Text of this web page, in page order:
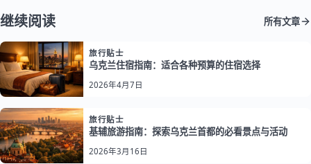
继续阅读 所有文章
旅行贴士
乌克兰住宿指南：适合各种预算的住宿选择
2026年4月7日
旅行贴士
基辅旅游指南：探索乌克兰首都的必看景点与活动
2026年3月16日